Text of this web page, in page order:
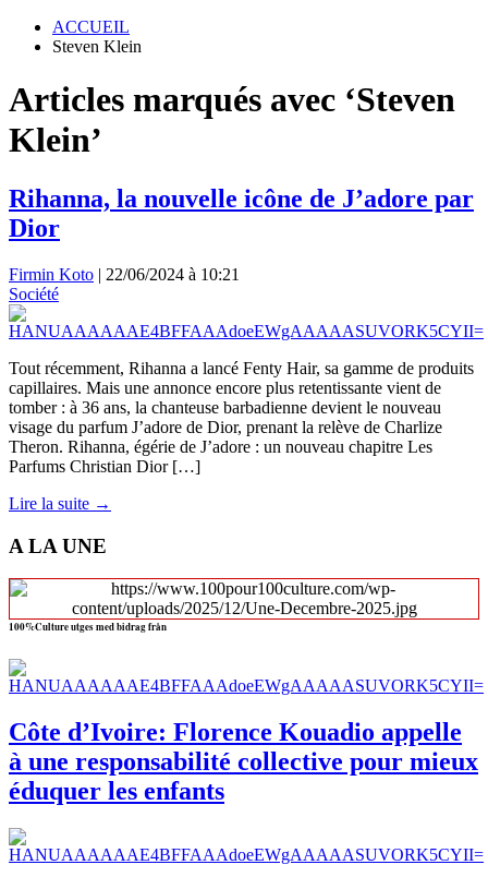
ACCUEIL
Steven Klein
Articles marqués avec ‘Steven
Klein’
Rihanna, la nouvelle icône de J’adore par
Dior
Firmin Koto | 22/06/2024 à 10:21
Société
Tout récemment, Rihanna a lancé Fenty Hair, sa gamme de produits
capillaires. Mais une annonce encore plus retentissante vient de
tomber : à 36 ans, la chanteuse barbadienne devient le nouveau
visage du parfum J’adore de Dior, prenant la relève de Charlize
Theron. Rihanna, égérie de J’adore : un nouveau chapitre Les
Parfums Christian Dior […]
Lire la suite →
A LA UNE
100%Culture utges med bidrag från
Côte d’Ivoire: Florence Kouadio appelle
à une responsabilité collective pour mieux
éduquer les enfants